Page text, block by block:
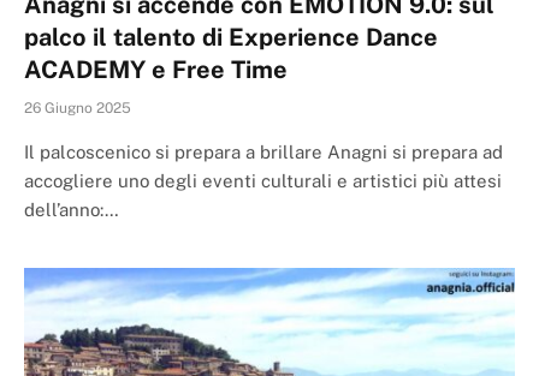
palco il talento di Experience Dance
ACADEMY e Free Time
26 Giugno 2025
Il palcoscenico si prepara a brillare Anagni si prepara ad
accogliere uno degli eventi culturali e artistici più attesi
dell’anno:…